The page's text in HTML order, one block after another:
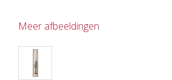
Meer afbeeldingen